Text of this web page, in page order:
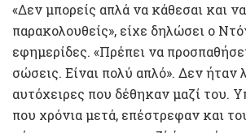
«Δεν μπορείς απλά να κάθεσαι και
παρακολουθείς», είχε δηλώσει ο
εφημερίδες. «Πρέπει να
σώσεις. Είναι πολύ απλό». Δεν ήταν
αυτόχειρες που δέθηκαν μαζί του.
που χρόνια μετά, επέστρεφαν και